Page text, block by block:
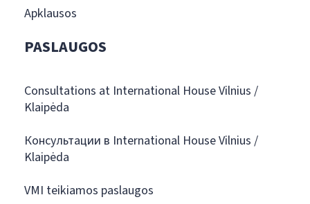
Apklausos
PASLAUGOS
Consultations at International House Vilnius /
Klaipėda
Консультации в International House Vilnius /
Klaipėda
VMI teikiamos paslaugos